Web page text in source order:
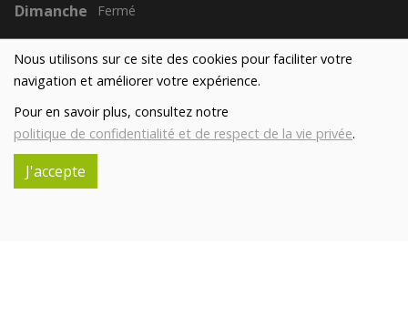
Nous utilisons sur ce site des cookies pour faciliter votre
navigation et améliorer votre expérience.
Pour en savoir plus, consultez notre
politique de confidentialité et de respect de la vie privée.
J'accepte
Dimanche Fermé